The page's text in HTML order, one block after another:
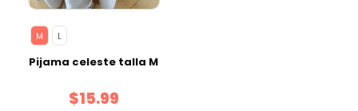
M L
Pijama celeste talla M
$15.99